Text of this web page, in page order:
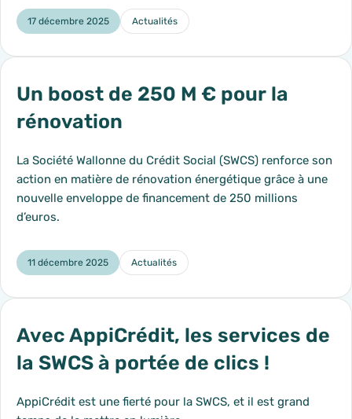
17 décembre 2025 Catégorie :
Actualités
Un boost de 250 M € pour la
rénovation
La Société Wallonne du Crédit Social (SWCS) renforce son
action en matière de rénovation énergétique grâce à une
nouvelle enveloppe de financement de 250 millions
d’euros.
11 décembre 2025 Catégorie :
Actualités
Avec AppiCrédit, les services de
la SWCS à portée de clics !
AppiCrédit est une fierté pour la SWCS, et il est grand